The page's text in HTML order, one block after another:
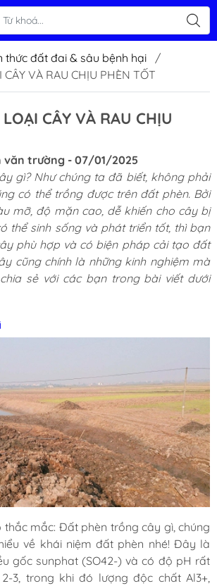
thức đất đai & sâu bệnh hại
/
VÀ RAU CHỊU PHÈN TỐT
CÂY VÀ RAU CHỊU
văn trường - 07/01/2025
gì? Như chúng ta đã biết, không phải
có thể trồng được trên đất phèn. Bởi
mỡ, độ mặn cao, dễ khiến cho cây bị
thể sinh sống và phát triển tốt, thì bạn
phù hợp và có biện pháp cải tạo đất
cũng chính là những kinh nghiệm mà
sẻ với các bạn trong bài viết dưới
thắc mắc: Đất phèn trồng cây gì, chúng
về khái niệm đất phèn nhé! Đây là
gốc sunphat (SO42-) và có độ pH rất
3, trong khi đó lượng độc chất Al3+,